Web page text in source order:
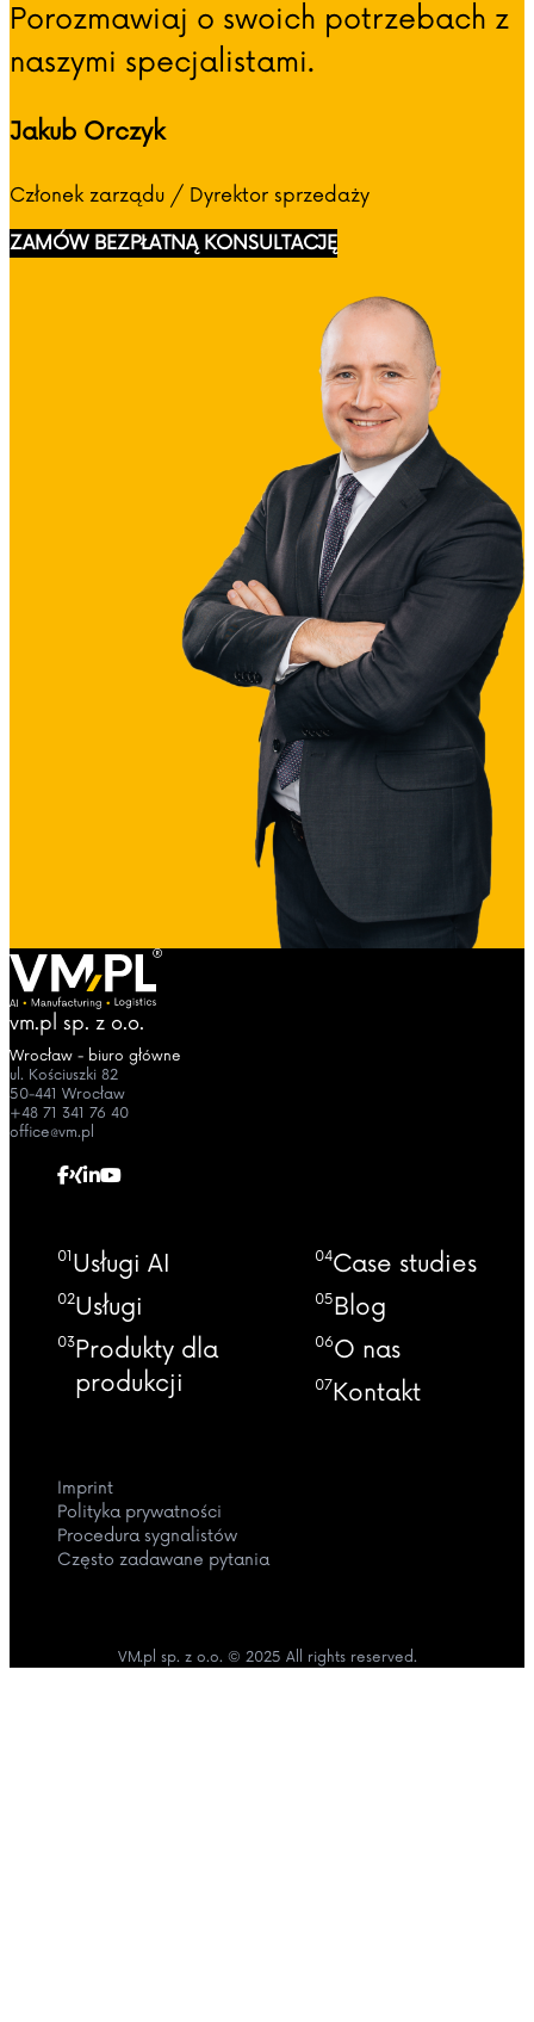
Porozmawiaj o swoich potrzebach z
naszymi specjalistami.
Jakub Orczyk
Członek zarządu / Dyrektor sprzedaży
ZAMÓW BEZPŁATNĄ KONSULTACJĘ
vm.pl sp. z o.o.
Wrocław - biuro główne
ul. Kościuszki 82
50-441 Wrocław
+48 71 341 76 40
office@vm.pl
01 Usługi AI
02Usługi
03Produkty dla
produkcji
04Case studies
05Blog
06O nas
07Kontakt
Imprint
Polityka prywatności
Procedura sygnalistów
Często zadawane pytania
VM.pl sp. z o.o. © 2025 All rights reserved.